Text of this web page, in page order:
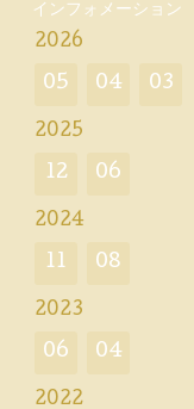
インフォメーション
2026
05 04 03
2025
12 06
2024
11 08
2023
06 04
2022